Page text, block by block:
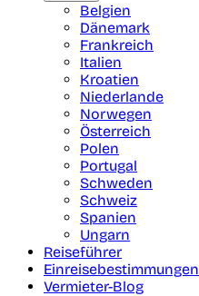
Belgien
Dänemark
Frankreich
Italien
Kroatien
Niederlande
Norwegen
Österreich
Polen
Portugal
Schweden
Schweiz
Spanien
Ungarn
Reiseführer
Einreisebestimmungen
Vermieter-Blog